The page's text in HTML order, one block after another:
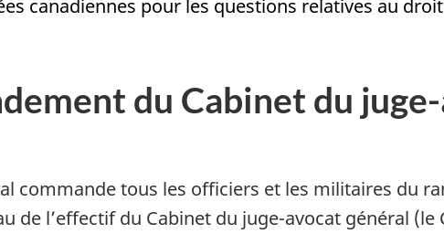
canadiennes pour les questions relatives au
du Cabinet du
commande tous les officiers et les militaires du
de l’effectif du Cabinet du juge-avocat général (le